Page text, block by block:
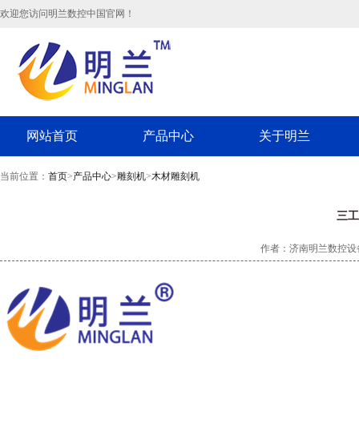
欢迎您访问明兰数控中国官网！
网站首页 产品中心 关于明兰
当前位置： 首页>产品中心>雕刻机>木材雕刻机
三
作者：济南明兰数控